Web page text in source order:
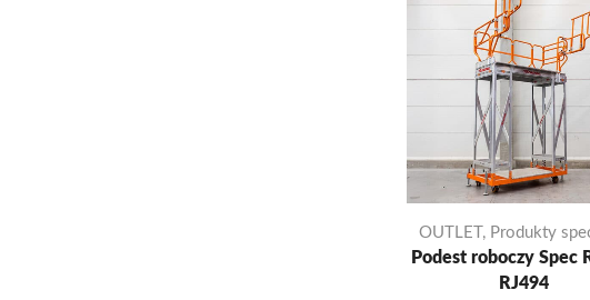
OUTLET , Produkty
Podest roboczy Spec
RJ494